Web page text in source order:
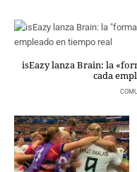
isEazy lanza Brain: la
cada